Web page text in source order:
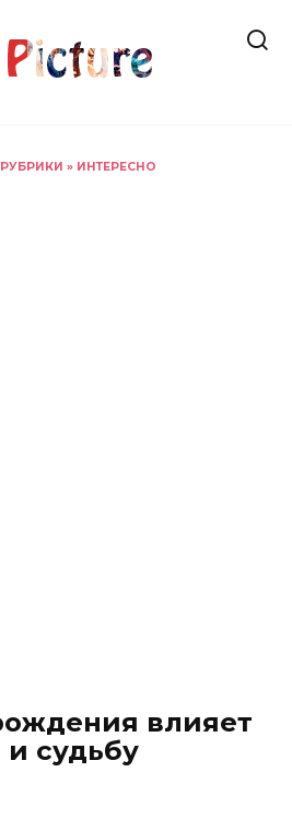
РУБРИКИ » ИНТЕРЕСНО
влияет
и судьбу